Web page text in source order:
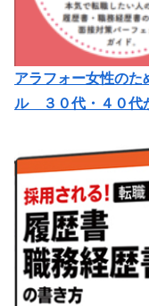
アラフォー女性のた
ル ３０代・４０代